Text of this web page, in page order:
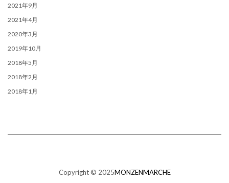
2021年9月
2021年4月
2020年3月
2019年10月
2018年5月
2018年2月
2018年1月
Copyright © 2025MONZENMARCHE